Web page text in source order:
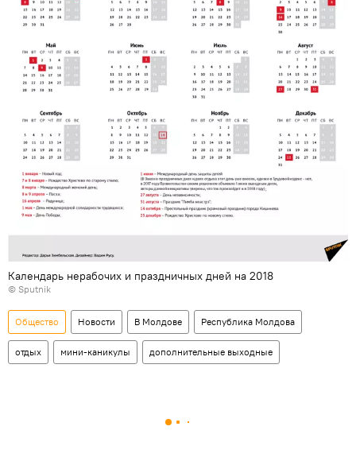
Календарь нерабочих и праздничных дней на 2018
© Sputnik
Общество Новости В Молдове Республика Молдова
отдых мини-каникулы дополнительные выходные